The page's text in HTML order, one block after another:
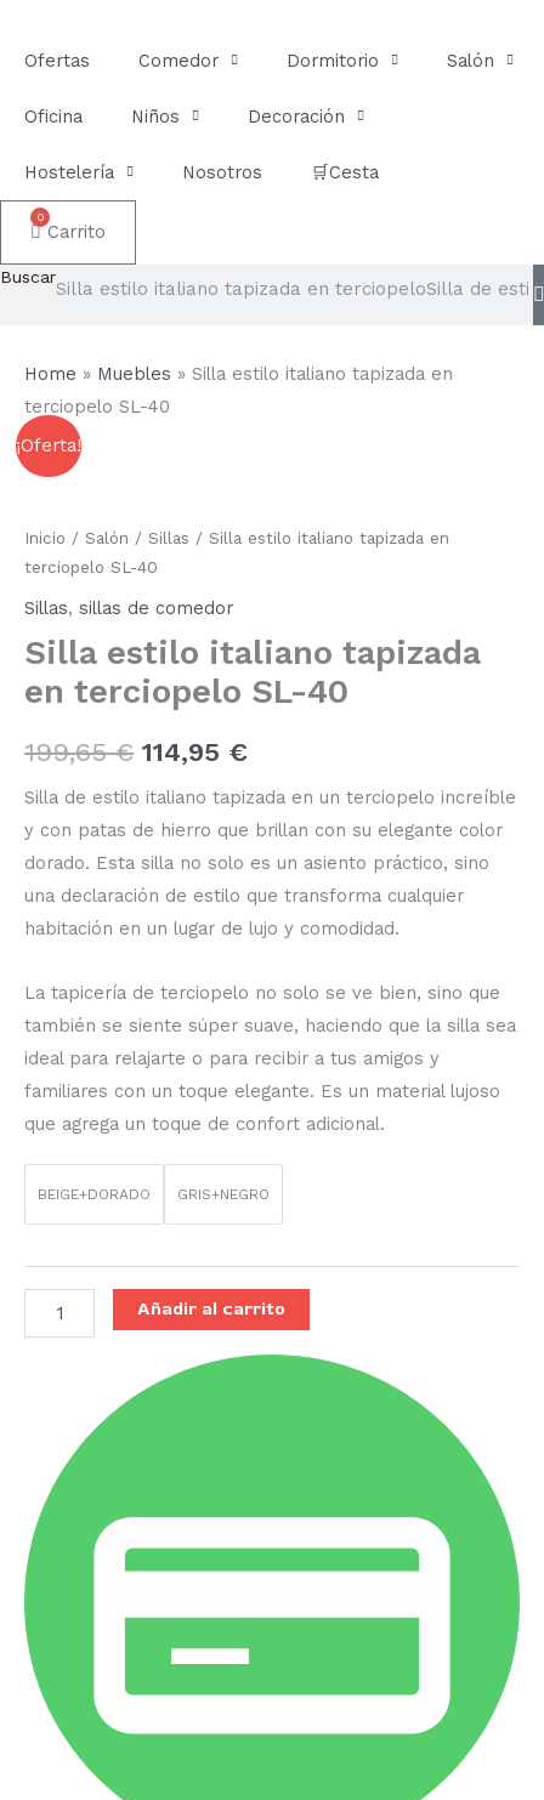
Ofertas Comedor Dormitorio Salón
Oficina Niños Decoración
Hostelería Nosotros 🛒Cesta
0
Carrito
Buscar
Home » Muebles » Silla estilo italiano tapizada en
terciopelo SL-40
¡Oferta!
Inicio / Salón / Sillas / Silla estilo italiano tapizada en
terciopelo SL-40
Sillas, sillas de comedor
Silla estilo italiano tapizada
en terciopelo SL-40
199,65€
original
199,65 €.
114,95 €
actual
114,95 €.
Silla de estilo italiano tapizada en un terciopelo increíble
y con patas de hierro que brillan con su elegante color
dorado. Esta silla no solo es un asiento práctico, sino
una declaración de estilo que transforma cualquier
habitación en un lugar de lujo y comodidad.
La tapicería de terciopelo no solo se ve bien, sino que
también se siente súper suave, haciendo que la silla sea
ideal para relajarte o para recibir a tus amigos y
familiares con un toque elegante. Es un material lujoso
que agrega un toque de confort adicional.
BEIGE+DORADO GRIS+NEGRO
Silla
italiano
en
40
Añadir al carrito